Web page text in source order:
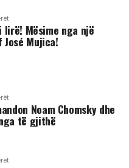
Mësime nga një
Mujica!
Noam Chomsky dhe
të gjithë